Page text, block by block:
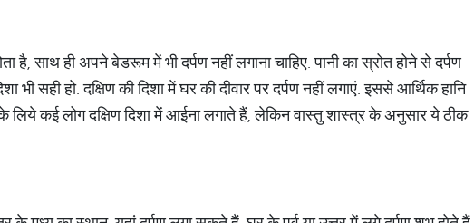
है, साथ ही अपने बेडरूम में भी दर्पण नहीं लगाना चाहिए. पानी का स्रोत होने से दर्पण
भी सही हो. दक्षिण की दिशा में घर की दीवार पर दर्पण नहीं लगाएं. इससे आर्थिक हानि
के लिये कई लोग दक्षिण दिशा में आईना लगाते हैं, लेकिन वास्तु शास्त्र के अनुसार ये ठीक